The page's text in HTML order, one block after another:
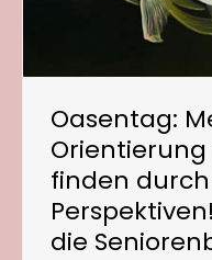
Oasentag:
finden
die